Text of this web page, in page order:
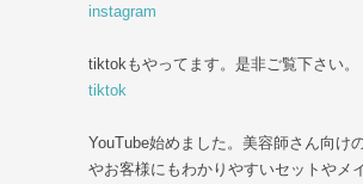
instagram
tiktokもやってます。是非ご覧下さい。
tiktok
YouTube始めました。美容師さん向け
やお客様にもわかりやすいセットやメ